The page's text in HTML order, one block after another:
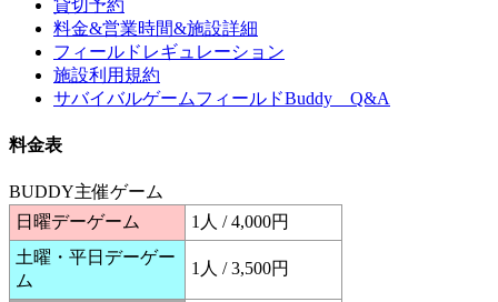
貸切予約
料金&営業時間&施設詳細
フィールドレギュレーション
施設利用規約
サバイバルゲームフィールドBuddy Q&A
料金表
BUDDY主催ゲーム
日曜デーゲーム
1人 / 4,000円
土曜・平日デーゲー
ム
1人 / 3,500円